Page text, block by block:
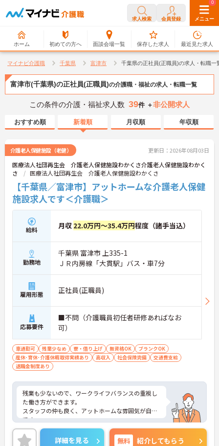
求人検索 会員登録 メニュー
ホーム 初めての方へ 面談会場一覧
0
保存した求人
0
最近見た求人
マイナビ介護職 千葉県 富津市 千葉県の正社員(正職員)の求人・転職一
富津市(千葉県)の正社員(正職員)の介護職・福祉の求人・転職一覧
この条件の介護・福祉求人数 39件 ＋非公開求人
おすすめ順 新着順 月収順 年収順
介護老人保健施設（老健） 更新日：2026年08月03日
医療法人社団再生会 介護老人保健施設わかくさ介護老人保健施設わかく
さ
医療法人社団再生会 介護老人保健施設わかくさ
【千葉県／富津市】アットホームな介護老人保健
施設求人です＜介護職＞
給料 月収 22.0万円～35.4万円程度（諸手当込）
勤務地
千葉県 富津市 上335-1
ＪＲ内房線「大貫駅」バス・車7分
雇用形態 正社員(正職員)
応募要件
■不問（介護職員初任者研修あればなお
可）
車通勤可 残業少なめ 寮・借り上げ 無資格OK
ブランクOK
産休･育休･介護休暇取得実績あり
高収入 社会保険完備
交通費支給
退職金制度あり
残業も少ないので、ワークライフバランスの重視し
た働き方ができます。
スタッフの仲も良く、アットホームな雰囲気が自慢
です。
ご興味ある方には、面接対策ポイントなど、詳細を
お話しいたしますのでお気軽にご相談ください。
詳細を見る 無料 紹介してもらう